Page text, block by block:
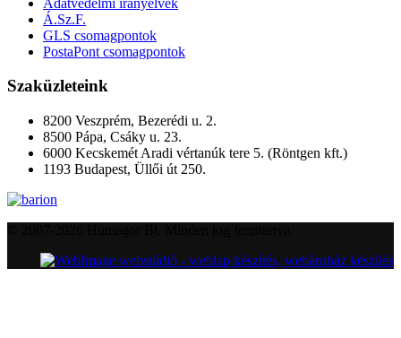
Á.Sz.F.
GLS csomagpontok
PostaPont csomagpontok
Szaküzleteink
8200 Veszprém, Bezerédi u. 2.
8500 Pápa, Csáky u. 23.
6000 Kecskemét Aradi vértanúk tere 5. (Röntgen kft.)
1193 Budapest, Üllői út 250.